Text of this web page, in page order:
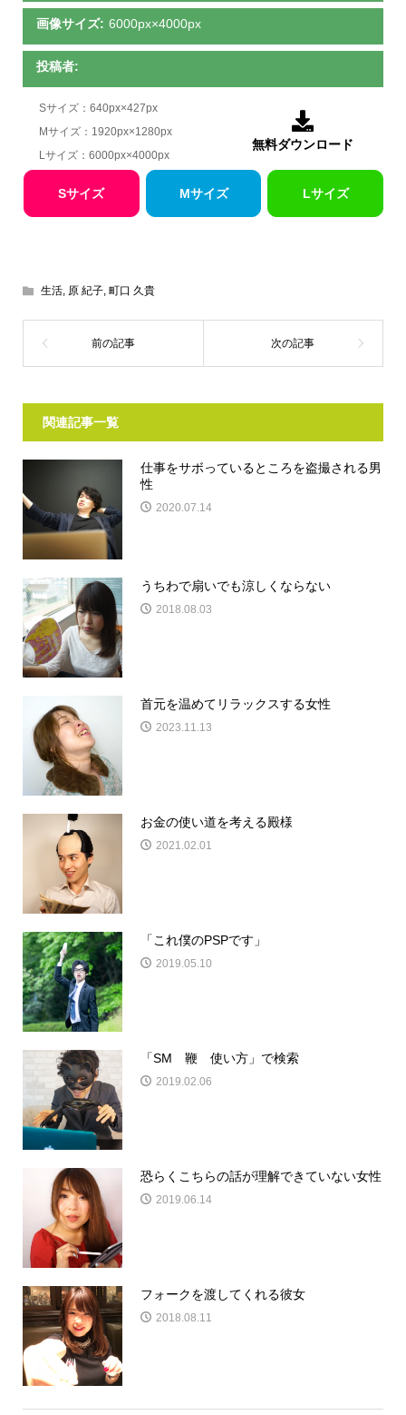
画像サイズ: 6000px×4000px
投稿者:
Sサイズ：640px×427px
Mサイズ：1920px×1280px
Lサイズ：6000px×4000px

無料ダウンロード
Sサイズ Mサイズ Lサイズ
生活, 原 紀子, 町口 久貴
関連記事一覧
仕事をサボっているところを盗撮される男
性
2020.07.14
うちわで扇いでも涼しくならない
2018.08.03
首元を温めてリラックスする女性
2023.11.13
お金の使い道を考える殿様
2021.02.01
「これ僕のPSPです」
2019.05.10
「SM 鞭 使い方」で検索
2019.02.06
恐らくこちらの話が理解できていない女性
2019.06.14
フォークを渡してくれる彼女
2018.08.11